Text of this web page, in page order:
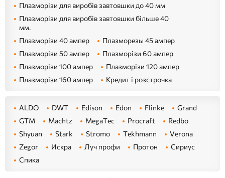
Плазморізи для виробів завтовшки до 40 мм
Плазморізи для виробів завтовшки більше 40
мм.
Плазморізи 40 ампер
Плазморезы 45 ампер
Плазморізи 50 ампер
Плазморізи 60 ампер
Плазморізи 100 ампер
Плазморізи 120 ампер
Плазморізи 160 ампер
Кредит і розстрочка
ALDO DWT Edison Edon Flinke
Grand
GTM
Machtz MegaTec Procraft
Redbo
Shyuan
Stark Stromo Tekhmann
Verona
Zegor
Искра Луч профи Протон
Сириус
Спика